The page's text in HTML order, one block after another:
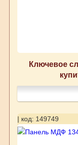
Ключевое
| код: 149749